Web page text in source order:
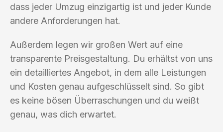
dass jeder Umzug einzigartig ist und jeder Kunde
andere Anforderungen hat.
Außerdem legen wir großen Wert auf eine
transparente Preisgestaltung. Du erhältst von uns
ein detailliertes Angebot, in dem alle Leistungen
und Kosten genau aufgeschlüsselt sind. So gibt
es keine bösen Überraschungen und du weißt
genau, was dich erwartet.